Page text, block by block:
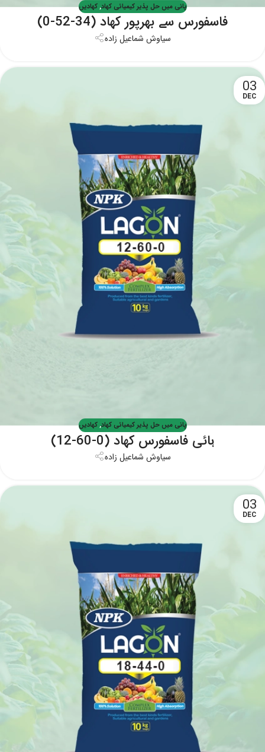
پانی میں حل پذیر کیمیائی کھاد,کھادیں
فاسفورس سے بھرپور کھاد (34-52-0)
سیاوش شماعیل زاده
03
DEC
پانی میں حل پذیر کیمیائی کھاد,کھادیں
ہائی فاسفورس کھاد (0-60-12)
سیاوش شماعیل زاده
03
DEC